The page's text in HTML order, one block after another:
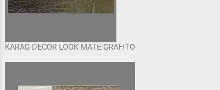
KARAG DECOR LOOK MATE GRAFITO